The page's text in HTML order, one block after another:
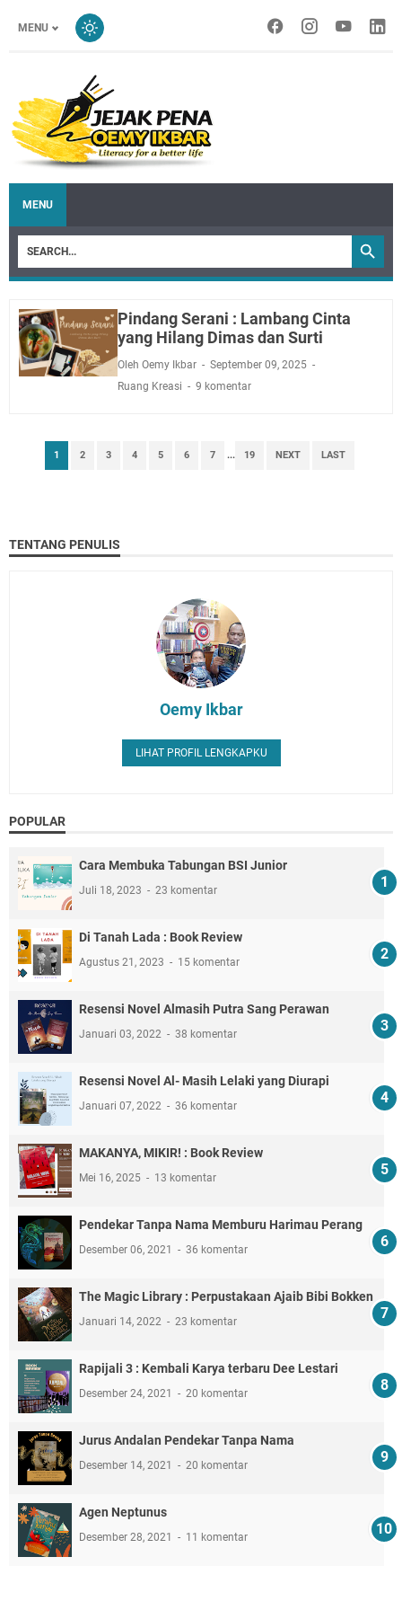
MENU
MENU
Pindang Serani : Lambang Cinta
yang Hilang Dimas dan Surti
Oleh Oemy Ikbar
September 09, 2025
Ruang Kreasi
9 komentar
1 2 3 4 5 6 7 ... 19 NEXT LAST
TENTANG PENULIS
Oemy Ikbar
LIHAT PROFIL LENGKAPKU
POPULAR
Cara Membuka Tabungan BSI Junior
Juli 18, 2023 23 komentar
Di Tanah Lada : Book Review
Agustus 21, 2023 15 komentar
Resensi Novel Almasih Putra Sang Perawan
Januari 03, 2022 38 komentar
Resensi Novel Al- Masih Lelaki yang Diurapi
Januari 07, 2022 36 komentar
MAKANYA, MIKIR! : Book Review
Mei 16, 2025 13 komentar
Pendekar Tanpa Nama Memburu Harimau Perang
Desember 06, 2021 36 komentar
The Magic Library : Perpustakaan Ajaib Bibi Bokken
Januari 14, 2022 23 komentar
Rapijali 3 : Kembali Karya terbaru Dee Lestari
Desember 24, 2021 20 komentar
Jurus Andalan Pendekar Tanpa Nama
Desember 14, 2021 20 komentar
Agen Neptunus
Desember 28, 2021 11 komentar